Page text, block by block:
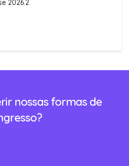
2026.2
nossas formas de